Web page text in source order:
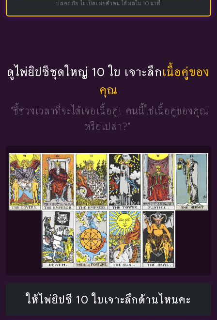
ปลอดภัย ไม่เปิดเผยตัวตน ได้ผลใน 10 นาที
ดูไพ่ยิปซีชุดใหญ่ 10 ใบ เจาะลึกเนื้อคู่ของ
คุณ
"ชี้ช่วงเวลาที่จะได้เจอเนื้อคู่! คนนี้ใช่เนื้อคู่ของคุณ
หรือเปล่า?"
ให้ไพ่ยิปซี 10 ใบเจาะลึกด้านไหนคะ